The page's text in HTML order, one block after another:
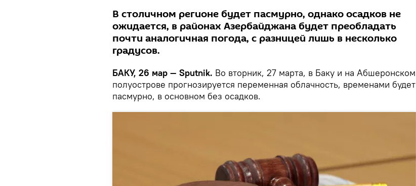
В столичном регионе будет пасмурно, однако осадков не
ожидается, в районах Азербайджана будет преобладать
почти аналогичная погода, с разницей лишь в несколько
градусов.
БАКУ, 26 мар — Sputnik. Во вторник, 27 марта, в Баку и на Абшеронском
полуострове прогнозируется переменная облачность, временами будет
пасмурно, в основном без осадков.